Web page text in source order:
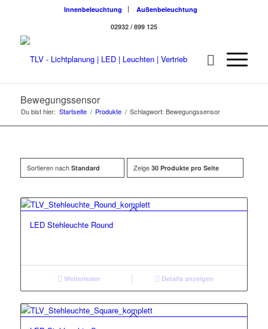
Innenbeleuchtung
Außenbeleuchtung
02932 / 899 125
Bewegungssensor
Du bist hier: Startseite / Produkte / Schlagwort: Bewegungssensor
Sortieren nach Standard Zeige 30 Produkte pro Seite
LED Stehleuchte Round
Weiterlesen Details anzeigen